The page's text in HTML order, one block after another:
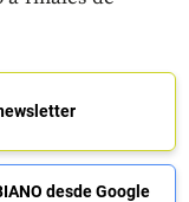
desde Google